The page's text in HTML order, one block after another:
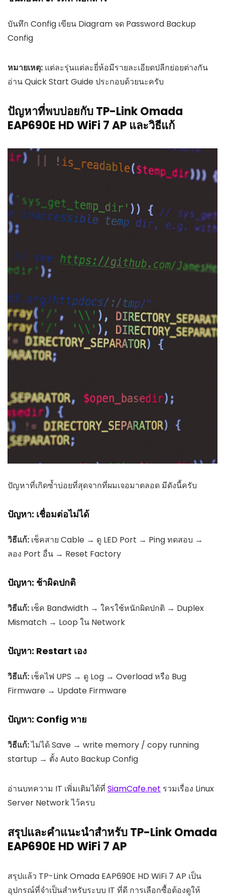
บันทึก Config เขียน Diagram จด Password Backup
Config
หมายเหตุ: แต่ละรุ่นแต่ละยี่ห้อมีรายละเอียดปลีกย่อยต่างกัน
อ่าน Quick Start Guide ประกอบด้วยนะครับ
ปัญหาที่พบบ่อยกับ TP-Link Omada
EAP690E HD WiFi 7 AP และวิธีแก้
ปัญหาที่เกิดซ้ำบ่อยที่สุดจากที่ผมเจอมาตลอด มีดังนี้ครับ
ปัญหา: เชื่อมต่อไม่ได้
วิธีแก้: เช็คสาย Cable → ดู LED Port → Ping ทดสอบ →
ลอง Port อื่น → Reset Factory
ปัญหา: ช้าผิดปกติ
วิธีแก้: เช็ค Bandwidth → ใครใช้หนักผิดปกติ → Duplex
Mismatch → Loop ใน Network
ปัญหา: Restart เอง
วิธีแก้: เช็คไฟ UPS → ดู Log → Overload หรือ Bug
Firmware → Update Firmware
ปัญหา: Config หาย
วิธีแก้:ไม่ได้ Save → write memory / copy running
startup → ตั้ง Auto Backup Config
อ่านบทความ IT เพิ่มเติมได้ที่ SiamCafe.net รวมเรื่อง Linux
Server Network ไว้ครบ
สรุปและคำแนะนำสำหรับ TP-Link Omada
EAP690E HD WiFi 7 AP
สรุปแล้ว TP-Link Omada EAP690E HD WiFi 7 AP เป็น
อุปกรณ์ที่จำเป็นสำหรับระบบ IT ที่ดี การเลือกซื้อต้องดูให้